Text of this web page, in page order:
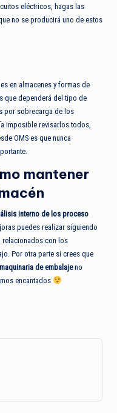
eléctricos, hagas las
no se producirá uno de estos
en almacenes y formas de
que dependerá del tipo de
por sobrecarga de los
imposible revisarlos todos,
OMS es que nunca
mantener
interno de los proceso
puedes realizar siguiendo
relacionados con los
Por otra parte si crees que
de embalajeno
encantados